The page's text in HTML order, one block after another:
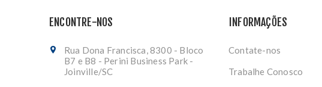
ENCONTRE-NOS
Rua Dona Francisca, 8300 - Bloco
B7 e B8 - Perini Business Park -
Joinville/SC
INFORMAÇÕES
Contate-nos
Trabalhe Conosco